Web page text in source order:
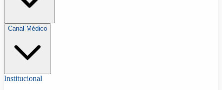
Canal Médico
Institucional